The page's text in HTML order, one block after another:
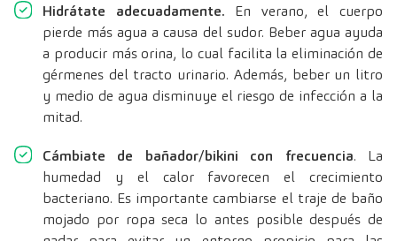
Hidrátate adecuadamente. En verano, el cuerpo
pierde más agua a causa del sudor. Beber agua ayuda
a producir más orina, lo cual facilita la eliminación de
gérmenes del tracto urinario. Además, beber un litro
y medio de agua disminuye el riesgo de infección a la
mitad.
Cámbiate de bañador/bikini con frecuencia. La
humedad y el calor favorecen el crecimiento
bacteriano. Es importante cambiarse el traje de baño
mojado por ropa seca lo antes posible después de